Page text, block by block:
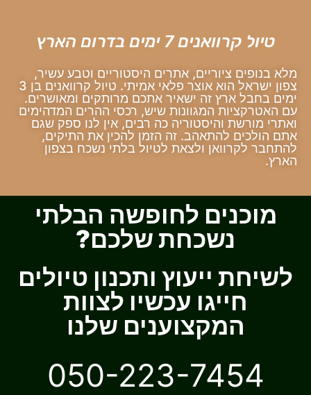
טיול קרוואנים 7 ימים בדרום הארץ
מלא בנופים ציוריים, אתרים היסטוריים וטבע עשיר,
צפון ישראל הוא אוצר פלאי אמיתי. טיול קרוואנים בן 3
ימים בחבל ארץ זה ישאיר אתכם מרותקים ומאושרים.
עם האטרקציות המגוונות שיש, רכסי ההרים המדהימים
ואתרי מורשת והיסטוריה כה רבים, אין לנו ספק שגם
אתם הולכים להתאהב. זה הזמן להכין את התיקים,
להתחבר לקרוואן ולצאת לטיול בלתי נשכח בצפון
הארץ.
מוכנים לחופשה הבלתי
נשכחת שלכם?
לשיחת ייעוץ ותכנון טיולים
חייגו עכשיו לצוות
המקצוענים שלנו
050-223-7454